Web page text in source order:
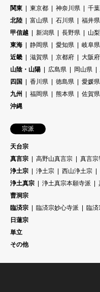
関東
東京都 神奈川県 千
北陸
富山県 石川県
福井県
甲信越
新潟県 長野県
山
東海
静岡県 愛知県 岐阜県
近畿
滋賀県 京都府 大阪府
山陰・山陽
広島県 岡山県
四国
香川県 徳島県 愛媛県
九州
福岡県 熊本県 佐賀県
沖縄
宗派
天台宗
真言宗
高野山真言宗 真言宗
浄土宗
浄土宗 西山浄土宗
浄土真宗
浄土真宗本願寺派
曹洞宗
臨済宗
臨済宗妙心寺派
臨済
日蓮宗
単立
その他